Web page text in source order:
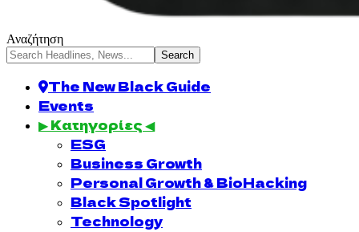
Αναζήτηση
The New Black Guide
Events
▶ Κατηγορίες ◀
ESG
Business Growth
Personal Growth & BioHacking
Black Spotlight
Technology